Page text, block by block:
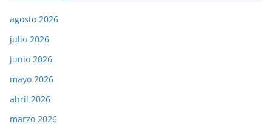
agosto 2026
julio 2026
junio 2026
mayo 2026
abril 2026
marzo 2026